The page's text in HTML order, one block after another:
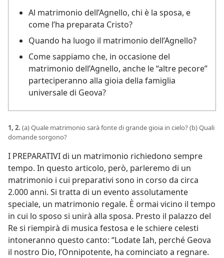
Al matrimonio dell’Agnello, chi è la sposa, e
come l’ha preparata Cristo?
Quando ha luogo il matrimonio dell’Agnello?
Come sappiamo che, in occasione del
matrimonio dell’Agnello, anche le “altre pecore”
parteciperanno alla gioia della famiglia
universale di Geova?
1, 2. (a) Quale matrimonio sarà fonte di grande gioia in cielo? (b) Quali
domande sorgono?
I PREPARATIVI di un matrimonio richiedono sempre
tempo. In questo articolo, però, parleremo di un
matrimonio i cui preparativi sono in corso da circa
2.000 anni. Si tratta di un evento assolutamente
speciale, un matrimonio regale. È ormai vicino il tempo
in cui lo sposo si unirà alla sposa. Presto il palazzo del
Re si riempirà di musica festosa e le schiere celesti
intoneranno questo canto: “Lodate Iah, perché Geova
il nostro Dio, l’Onnipotente, ha cominciato a regnare.